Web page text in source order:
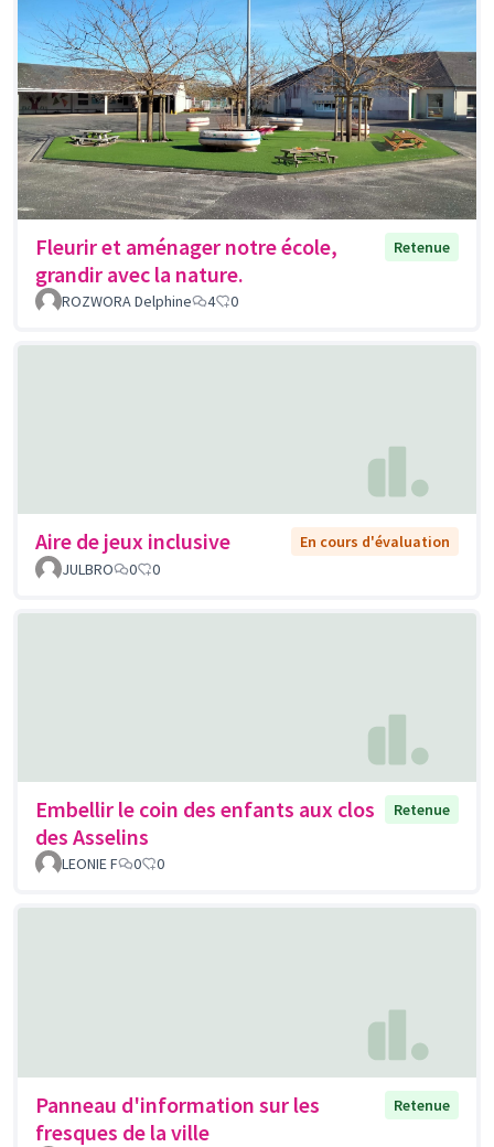
Fleurir et aménager notre école,
grandir avec la nature.
Retenue
ROZWORA Delphine 4 0
Aire de jeux inclusive
En cours d'évaluation
JULBRO
0 0
Embellir le coin des enfants aux clos
des Asselins
Retenue
LEONIE F 0 0
Panneau d'information sur les
fresques de la ville
Retenue